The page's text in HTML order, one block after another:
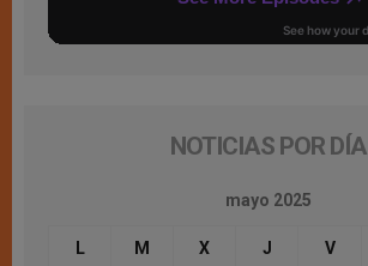
NOTICIAS POR DÍA
mayo 2025
L M X J V